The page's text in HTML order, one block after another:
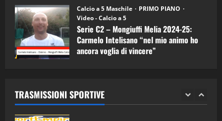
Calcio a 5 Maschile
PRIMO PIANO
Video - Calcio a 5
Serie C2 – Mongiuffi Melia 2024-25:
Carmelo Intelisano “nel mio animo ho
ancora voglia di vincere”
TRASMISSIONI SPORTIVE
1
“SportEmpire” in Podcast: 30^ Puntata
(Martedi 05 Maggio 2026)
08/05/2026
2 28/04/2026